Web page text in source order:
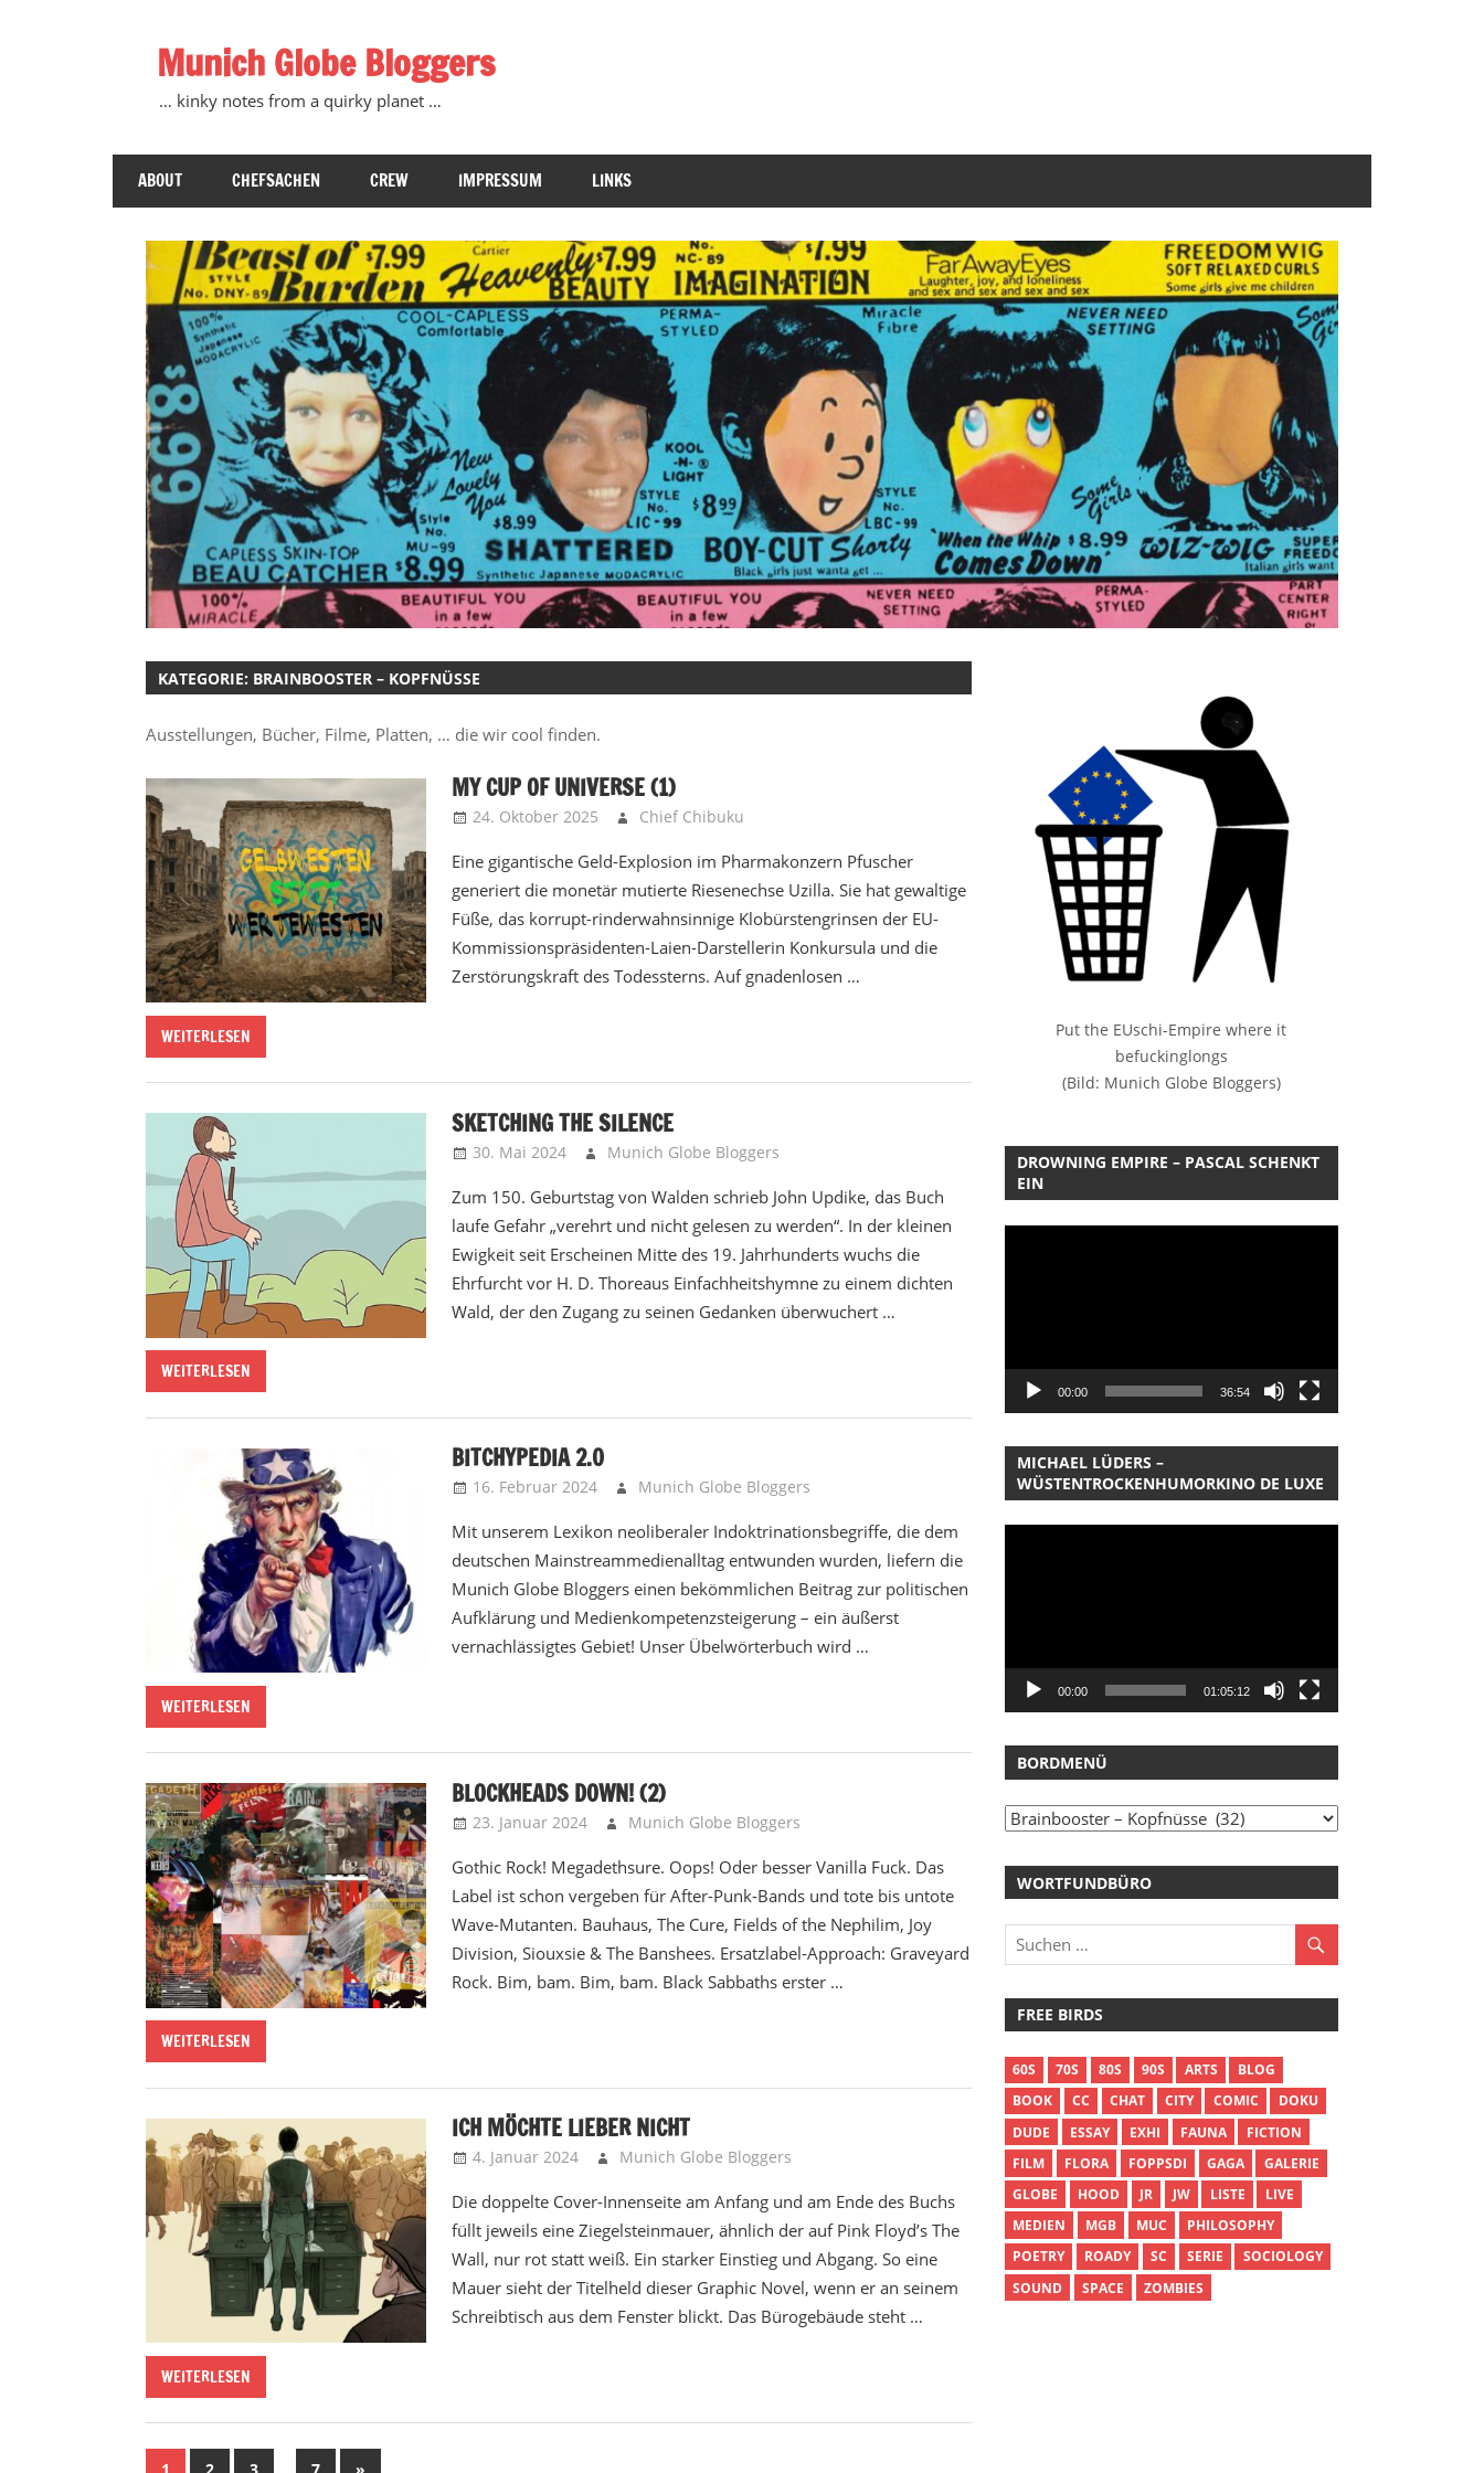
springenMunich Globe Bloggers
… kinky notes from a quirky planet …
ABOUT CHEFSACHEN CREW IMPRESSUM LINKS
KATEGORIE: BRAINBOOSTER – KOPFNÜSSE
Ausstellungen, Bücher, Filme, Platten, … die wir cool finden.
MY CUP OF UNIVERSE (1)
24. Oktober 2025 Chief Chibuku Mockidockie - Spottartikel
Eine gigantische Geld-Explosion im Pharmakonzern Pfuscher
generiert die monetär mutierte Riesenechse Uzilla. Sie hat gewaltige
Füße, das korrupt-rinderwahnsinnige Klobürstengrinsen der EU-
Kommissionspräsidenten-Laien-Darstellerin Konkursula und die
Zerstörungskraft des Todessterns. Auf gnadenlosen …
WEITERLESEN
SKETCHING THE SILENCE
30. Mai 2024 Munich Globe Bloggers Brainbooster - Kopfnüsse,Vitamin R - Respekt, Dude!
Zum 150. Geburtstag von Walden schrieb John Updike, das Buch
laufe Gefahr „verehrt und nicht gelesen zu werden“. In der kleinen
Ewigkeit seit Erscheinen Mitte des 19. Jahrhunderts wuchs die
Ehrfurcht vor H. D. Thoreaus Einfachheitshymne zu einem dichten
Wald, der den Zugang zu seinen Gedanken überwuchert …
WEITERLESEN
BITCHYPEDIA 2.0
16. Februar 2024 Munich Globe Bloggers Brainbooster - Kopfnüsse,Mockidockie - Spottartikel
Mit unserem Lexikon neoliberaler Indoktrinationsbegriffe, die dem
deutschen Mainstreammedienalltag entwunden wurden, liefern die
Munich Globe Bloggers einen bekömmlichen Beitrag zur politischen
Aufklärung und Medienkompetenzsteigerung – ein äußerst
vernachlässigtes Gebiet! Unser Übelwörterbuch wird …
WEITERLESEN
BLOCKHEADS DOWN! (2)
23. Januar 2024 Munich Globe Bloggers Brainbooster - Kopfnüsse
Gothic Rock! Megadethsure. Oops! Oder besser Vanilla Fuck. Das
Label ist schon vergeben für After-Punk-Bands und tote bis untote
Wave-Mutanten. Bauhaus, The Cure, Fields of the Nephilim, Joy
Division, Siouxsie & The Banshees. Ersatzlabel-Approach: Graveyard
Rock. Bim, bam. Bim, bam. Black Sabbaths erster …
WEITERLESEN
ICH MÖCHTE LIEBER NICHT
4. Januar 2024 Munich Globe Bloggers Brainbooster - Kopfnüsse
Die doppelte Cover-Innenseite am Anfang und am Ende des Buchs
füllt jeweils eine Ziegelsteinmauer, ähnlich der auf Pink Floyd’s The
Wall, nur rot statt weiß. Ein starker Einstieg und Abgang. So eine
Mauer sieht der Titelheld dieser Graphic Novel, wenn er an seinem
Schreibtisch aus dem Fenster blickt. Das Bürogebäude steht …
WEITERLESEN
Nächste
Put the EUschi-Empire where it
befuckinglongs
(Bild: Munich Globe Bloggers)
DROWNING EMPIRE – PASCAL SCHENKT
EIN
00:00 36:54
MICHAEL LÜDERS –
WÜSTENTROCKENHUMORKINO DE LUXE
00:00 01:05:12
BORDMENÜ
Bordmenü
WORTFUNDBÜRO
FREE BIRDS
60S 70S 80S 90S ARTS
BLOG
BOOK
CC CHAT CITY COMIC
DOKU
DUDE
ESSAY EXHI FAUNA
FICTION
FILM
FLORA FOPPSDI GAGA
GALERIE
GLOBE
HOOD JR JW LISTE
LIVE
MEDIEN
MGB MUC
PHILOSOPHY
POETRY
ROADY SC SERIE
SOCIOLOGY
SOUND
SPACE ZOMBIES